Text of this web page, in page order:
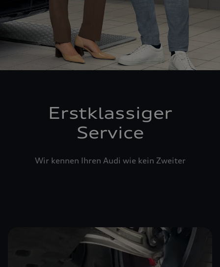
Erstklassiger
Service
Wir kennen Ihren Audi wie kein Zweiter